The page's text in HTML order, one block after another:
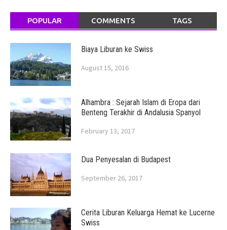
POPULAR COMMENTS TAGS
Biaya Liburan ke Swiss
August 15, 2016
Alhambra : Sejarah Islam di Eropa dari
Benteng Terakhir di Andalusia Spanyol
February 13, 2017
Dua Penyesalan di Budapest
September 26, 2017
Cerita Liburan Keluarga Hemat ke Lucerne
Swiss